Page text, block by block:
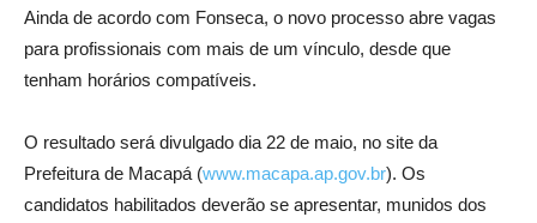
Ainda de acordo com Fonseca, o novo processo abre vagas
para profissionais com mais de um vínculo, desde que
tenham horários compatíveis.
O resultado será divulgado dia 22 de maio, no site da
Prefeitura de Macapá (www.macapa.ap.gov.br). Os
candidatos habilitados deverão se apresentar, munidos dos